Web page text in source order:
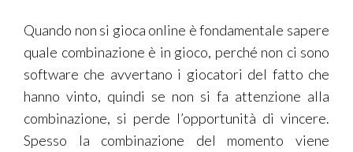
Quando non si gioca online è fondamentale sapere
quale combinazione è in gioco, perché non ci sono
software che avvertano i giocatori del fatto che
hanno vinto, quindi se non si fa attenzione alla
combinazione, si perde l’opportunità di vincere.
Spesso la combinazione del momento viene